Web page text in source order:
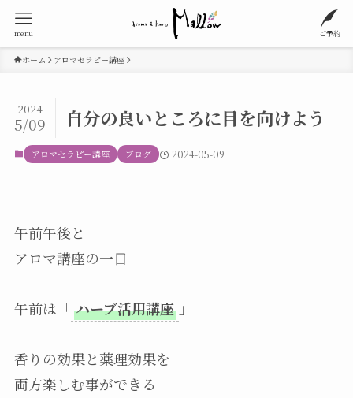
ご予約
menu
ホーム アロマセラピー講座
自分の良いところに目を向けよう
2024
5/09
アロマセラピー講座 ブログ 2024-05-09
午前午後と
アロマ講座の一日
午前は「 ハーブ活用講座 」
香りの効果と薬理効果を
両方楽しむ事ができる